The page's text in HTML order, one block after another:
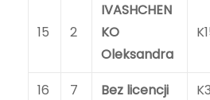
15 2
IVASHCHEN
KO
Oleksandra
16 7 Bez licencji